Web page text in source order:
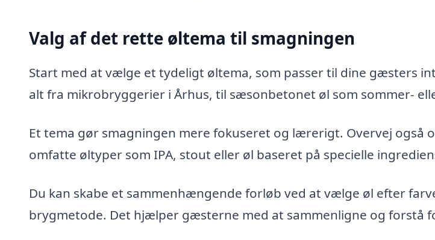
Valg af det rette øltema til smagningen
Start med at vælge et tydeligt øltema, som passer til dine gæsters
alt fra mikrobryggerier i Århus, til sæsonbetonet øl som sommer-
Et tema gør smagningen mere fokuseret og lærerigt. Overvej også
omfatte øltyper som IPA, stout eller øl baseret på specielle
Du kan skabe et sammenhængende forløb ved at vælge øl efter
brygmetode. Det hjælper gæsterne med at sammenligne og forstå